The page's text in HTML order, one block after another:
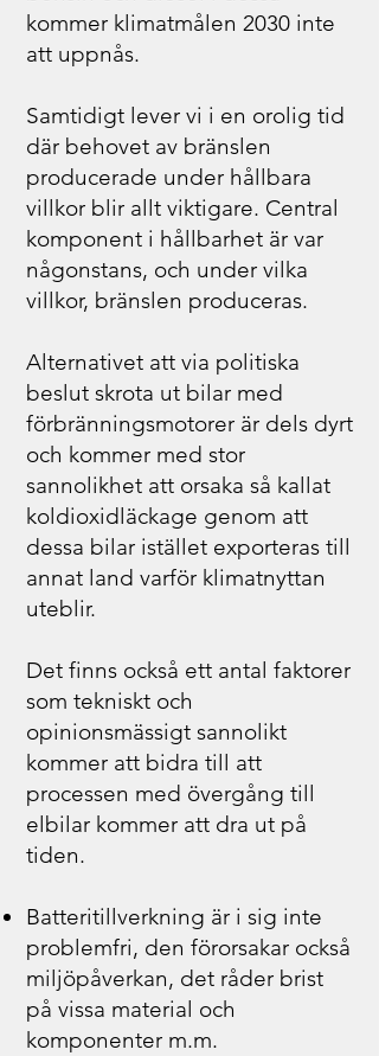
kommer klimatmålen 2030 inte
att uppnås.
Samtidigt lever vi i en orolig tid
där behovet av bränslen
producerade under hållbara
villkor blir allt viktigare. Central
komponent i hållbarhet är var
någonstans, och under vilka
villkor, bränslen produceras.
Alternativet att via politiska
beslut skrota ut bilar med
förbränningsmotorer är dels dyrt
och kommer med stor
sannolikhet att orsaka så kallat
koldioxidläckage genom att
dessa bilar istället exporteras till
annat land varför klimatnyttan
uteblir.
Det finns också ett antal faktorer
som tekniskt och
opinionsmässigt sannolikt
kommer att bidra till att
processen med övergång till
elbilar kommer att dra ut på
tiden.
Batteritillverkning är i sig inte
problemfri, den förorsakar också
miljöpåverkan, det råder brist
på vissa material och
komponenter m.m.